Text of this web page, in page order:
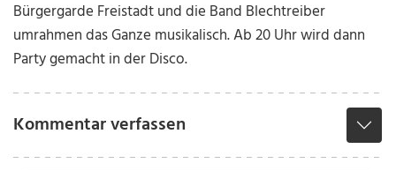
Bürgergarde Freistadt und die Band Blechtreiber
umrahmen das Ganze musikalisch. Ab 20 Uhr wird dann
Party gemacht in der Disco.
Kommentar verfassen